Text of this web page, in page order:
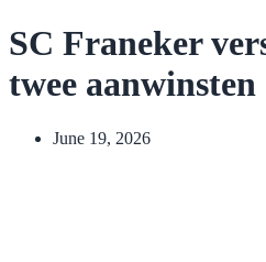
SC Franeker
twee aanwinsten
June 19, 2026